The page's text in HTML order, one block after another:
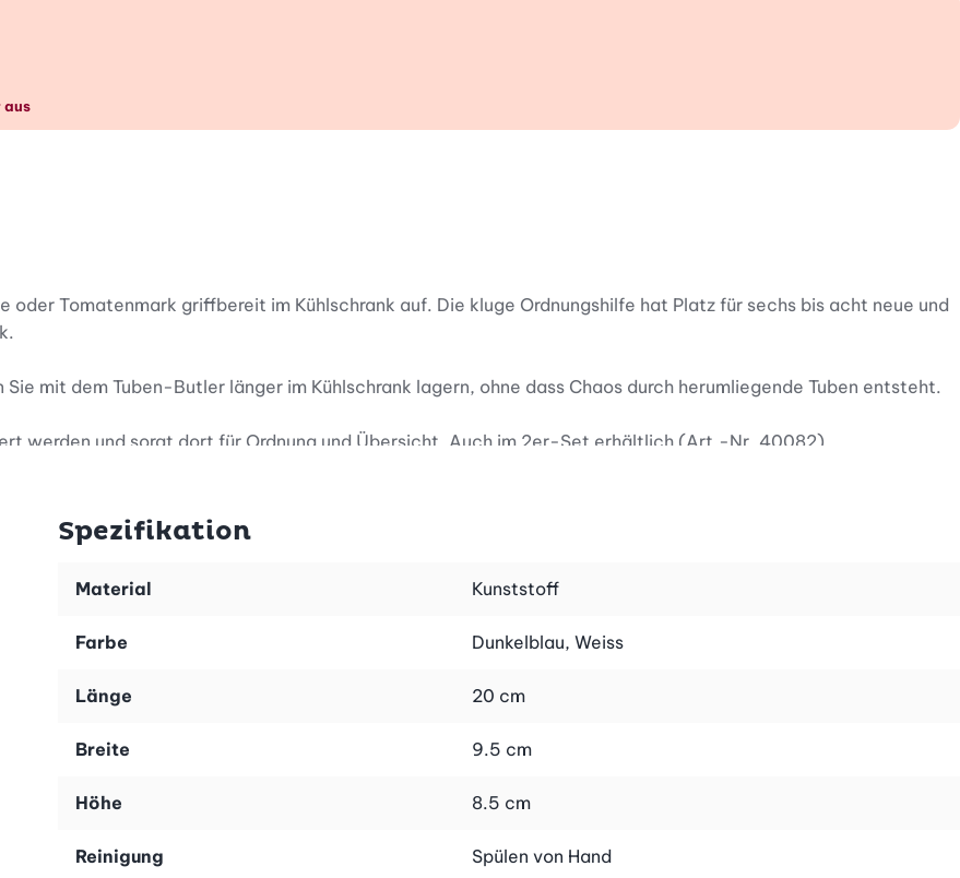
aus
oder Tomatenmark griffbereit im Kühlschrank auf. Die kluge Ordnungshilfe hat Platz für sechs bis acht neue und
mit dem Tuben-Butler länger im Kühlschrank lagern, ohne dass Chaos durch herumliegende Tuben entsteht.
werden und sorgt dort für Ordnung und Übersicht. Auch im 2er-Set erhältlich (Art.-Nr. 40082).
Spezifikation
Material Kunststoff
Farbe Dunkelblau, Weiss
Länge 20 cm
Breite 9.5 cm
Höhe 8.5 cm
Reinigung Spülen von Hand